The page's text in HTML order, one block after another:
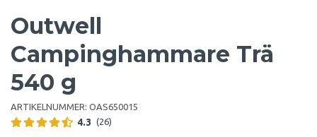
Outwell
Campinghammare Trä
540 g
ARTIKELNUMMER: OAS650015
4.3 (26)